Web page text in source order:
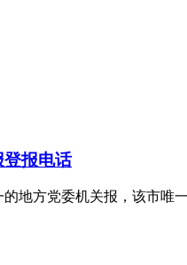
登报电话
地方党委机关报，该市